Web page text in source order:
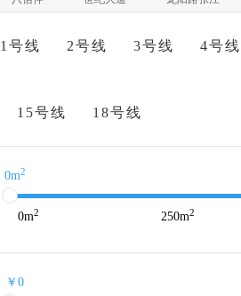
1号线 2号线 3号线 4号线
15号线 18号线
0m2
0m2 250m2
￥0